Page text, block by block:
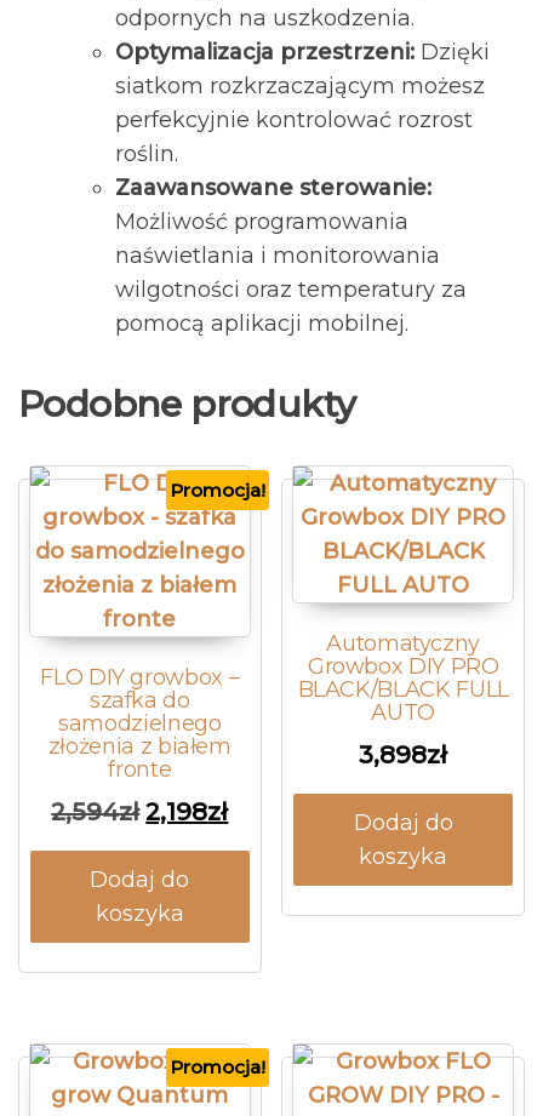
odpornych na uszkodzenia.
Optymalizacja przestrzeni: Dzięki
siatkom rozkrzaczającym możesz
perfekcyjnie kontrolować rozrost
roślin.
Zaawansowane sterowanie:
Możliwość programowania
naświetlania i monitorowania
wilgotności oraz temperatury za
pomocą aplikacji mobilnej.
Podobne produkty
Promocja!
FLO DIY growbox –
szafka do
samodzielnego
złożenia z białem
fronte
2,594złPierwotna cena wynosiła:
2,198złAktualna cena wynosi:
Dodaj do
koszyka
Automatyczny
Growbox DIY PRO
BLACK/BLACK FULL
AUTO
3,898zł
Dodaj do
koszyka
Promocja!